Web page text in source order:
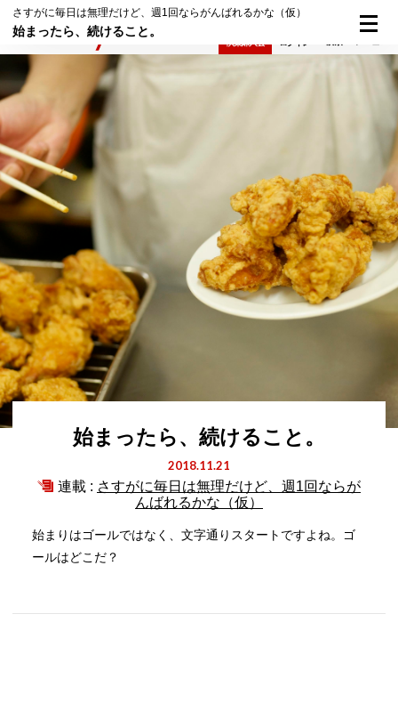
さすがに毎日は無理だけど、週1回ならがんばれるかな（仮）
始まったら、続けること。
始まったら、続けること。
2018.11.21
連載 : さすがに毎日は無理だけど、週1回ならが
んばれるかな（仮）
始まりはゴールではなく、文字通りスタートですよね。ゴ
ールはどこだ？